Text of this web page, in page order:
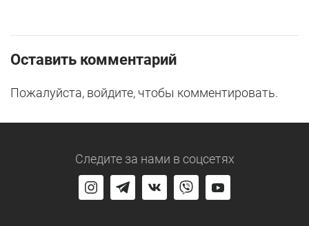
Оставить комментарий
Пожалуйста, войдите, чтобы комментировать.
Следите за нами в соцсетях